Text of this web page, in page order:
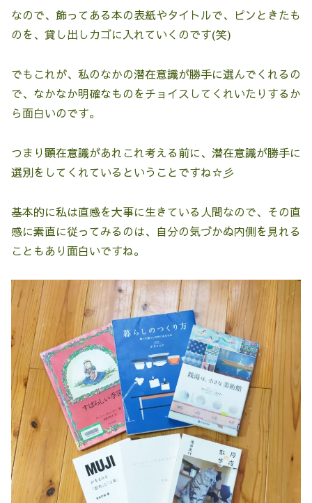
なので、飾ってある本の表紙やタイトルで、ピンときたも
のを、貸し出しカゴに入れていくのです(笑)
でもこれが、私のなかの潜在意識が勝手に選んでくれるの
で、なかなか明確なものをチョイスしてくれいたりするか
ら面白いのです。
つまり顕在意識があれこれ考える前に、潜在意識が勝手に
選別をしてくれているということですね☆彡
基本的に私は直感を大事に生きている人間なので、その直
感に素直に従ってみるのは、自分の気づかぬ内側を見れる
こともあり面白いですね。